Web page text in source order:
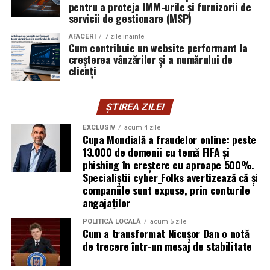
vigilența utilizatorului rămâne prima linie de apărare”,
explică Horațiu Șimon, Chief Technology Officer
cyber_Folks România.
Subiectul a fost semnalat și de FBI, care a inclus în
informările din ultima lună amenințările asociate
operațiuni de dezinformare.
Avertismentele publice s-au concentrat în principal
asupra fanilor și infrastructurii orașelor gazdă, însă
specialiștii atrag atenția că firmele pot fi afectate
inclusiv atunci când nu au nicio legătură directă cu
industria sportului, turismului sau vânzarea de bilete.
Atacurile sunt mai eficiente în contextul
evenimentelor globale
Campaniile de phishing asociate evenimentelor
pentru a proteja IMM-urile și furnizorii de
servicii de gestionare (MSP)
AFACERI 7 zile inainte
Cum contribuie un website performant la
creșterea vânzărilor și a numărului de
clienți
ȘTIREA ZILEI
EXCLUSIV acum 4 zile
Cupa Mondială a fraudelor online: peste
13.000 de domenii cu temă FIFA și
phishing în creștere cu aproape 500%.
Specialiștii cyber_Folks avertizează că și
companiile sunt expuse, prin conturile
angajaților
POLITICĂ LOCALĂ acum 5 zile
Cum a transformat Nicușor Dan o notă
de trecere într-un mesaj de stabilitate